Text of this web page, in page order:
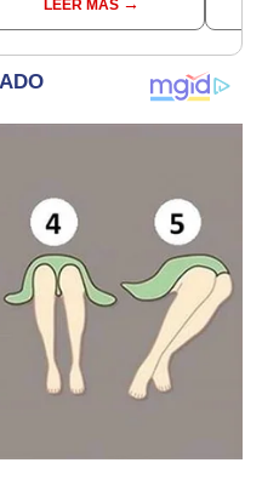
presidente de Argentina
LEER MÁS